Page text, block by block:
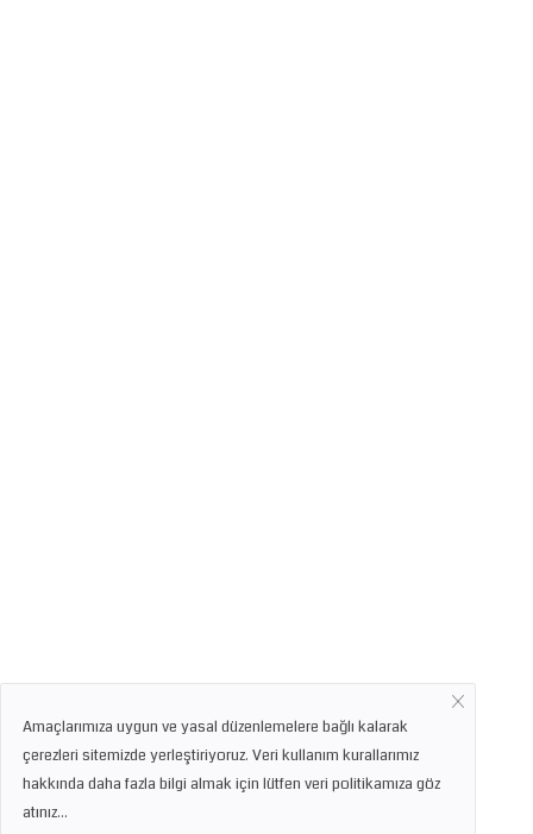
Amaçlarımıza uygun ve yasal düzenlemelere bağlı kalarak
çerezleri sitemizde yerleştiriyoruz. Veri kullanım kurallarımız
hakkında daha fazla bilgi almak için lütfen veri politikamıza göz
atınız...